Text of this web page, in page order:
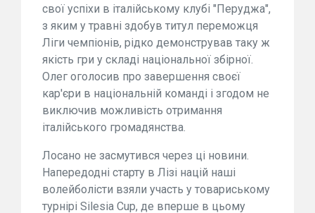
свої успіхи в італійському клубі "Перуджа",
з яким у травні здобув титул переможця
Ліги чемпіонів, рідко демонстрував таку ж
якість гри у складі національної збірної.
Олег оголосив про завершення своєї
кар'єри в національній команді і згодом не
виключив можливість отримання
італійського громадянства.
Лосано не засмутився через ці новини.
Напередодні старту в Лізі націй наші
волейболісти взяли участь у товариському
турнірі Silesia Cup, де вперше в цьому